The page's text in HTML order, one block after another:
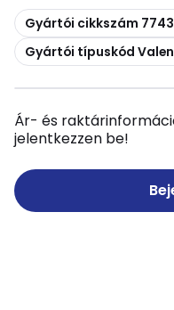
Másolás
Gyártói cikkszám
Másolás
Gyártói típuskód
Ár- és
jelentkezzen be!